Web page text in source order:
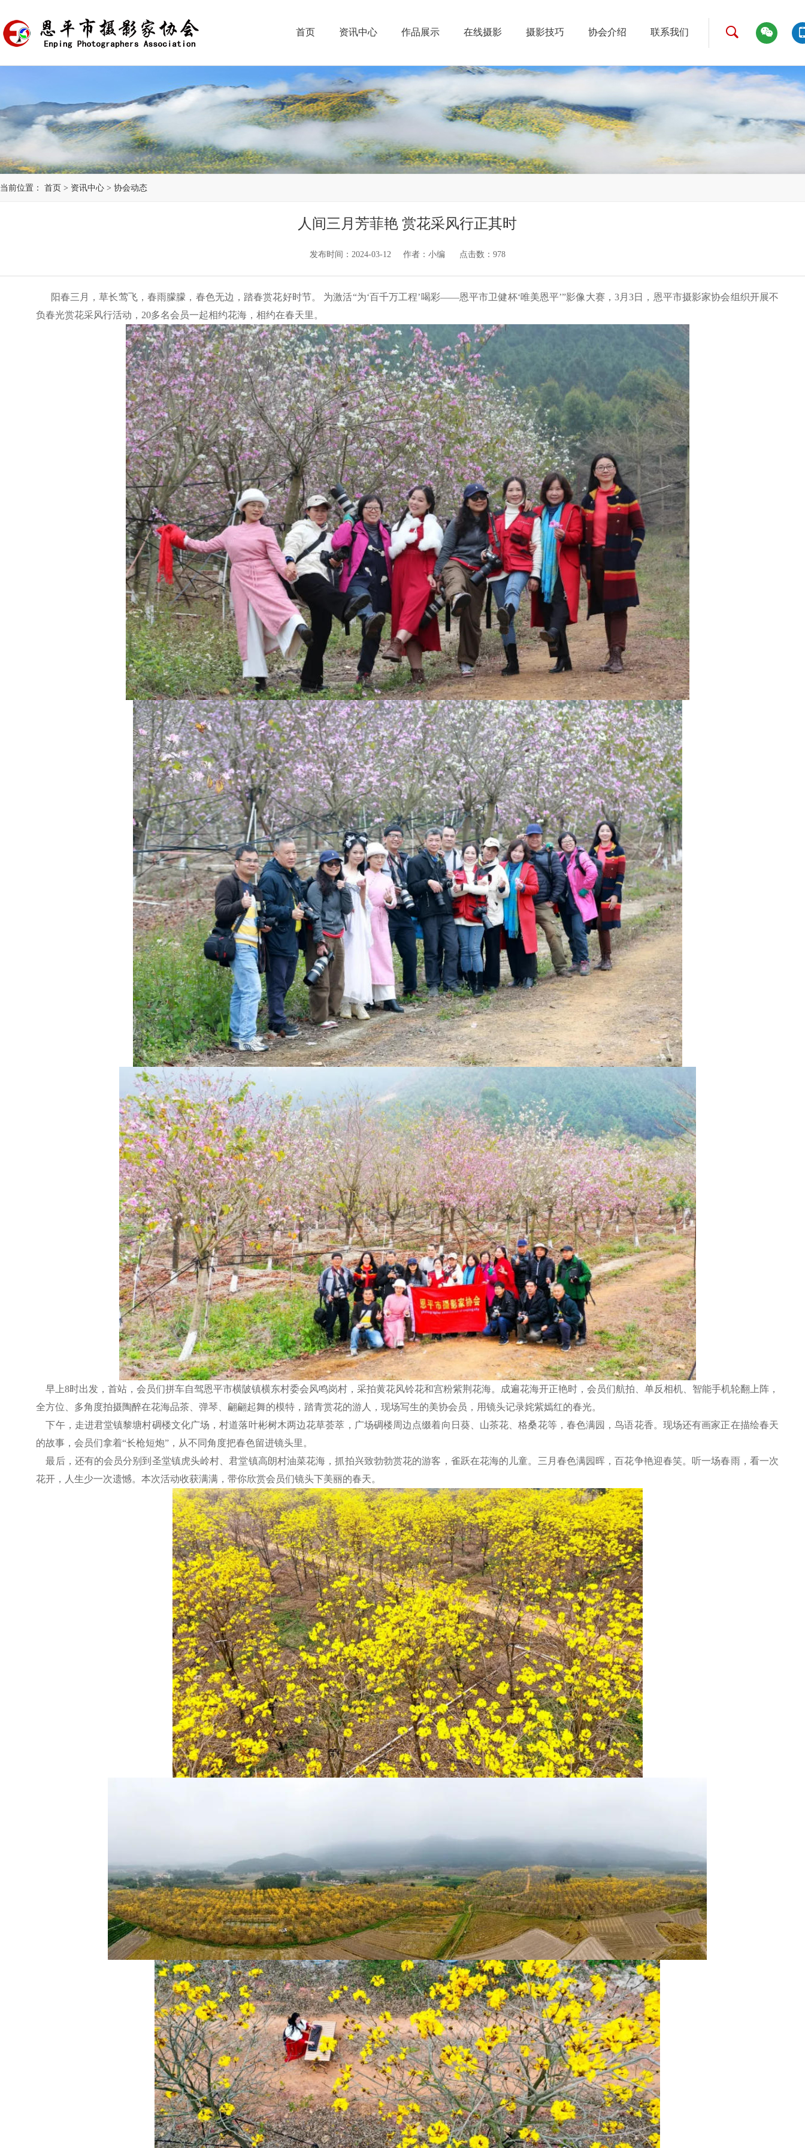
首页 资讯中心 作品展示 在线摄影 摄影技巧 协会介绍 联系我们
当前位置： 首页 > 资讯中心 > 协会动态
人间三月芳菲艳 赏花采风行正其时
发布时间：2024-03-12 作者：小编 点击数： 978
阳春三月，草长莺飞，春雨朦朦，春色无边，踏春赏花好时节。 为激活“为‘百千万工程’喝彩——恩平市卫健杯‘唯美恩平’”影像大赛，3月3日，恩平市摄影家协会组织开展不
负春光赏花采风行活动，20多名会员一起相约花海，相约在春天里。
早上8时出发，首站，会员们拼车自驾恩平市横陂镇横东村委会风鸣岗村，采拍黄花风铃花和宫粉紫荆花海。成遍花海开正艳时，会员们航拍、单反相机、智能手机轮翻上阵，
全方位、多角度拍摄陶醉在花海品茶、弹琴、翩翩起舞的模特，踏青赏花的游人，现场写生的美协会员，用镜头记录姹紫嫣红的春光。
下午，走进君堂镇黎塘村碉楼文化广场，村道落叶彬树木两边花草荟萃，广场碉楼周边点缀着向日葵、山茶花、格桑花等，春色满园，鸟语花香。现场还有画家正在描绘春天
的故事，会员们拿着“长枪短炮”，从不同角度把春色留进镜头里。
最后，还有的会员分别到圣堂镇虎头岭村、君堂镇高朗村油菜花海，抓拍兴致勃勃赏花的游客，雀跃在花海的儿童。三月春色满园晖，百花争艳迎春笑。听一场春雨，看一次
花开，人生少一次遗憾。本次活动收获满满，带你欣赏会员们镜头下美丽的春天。